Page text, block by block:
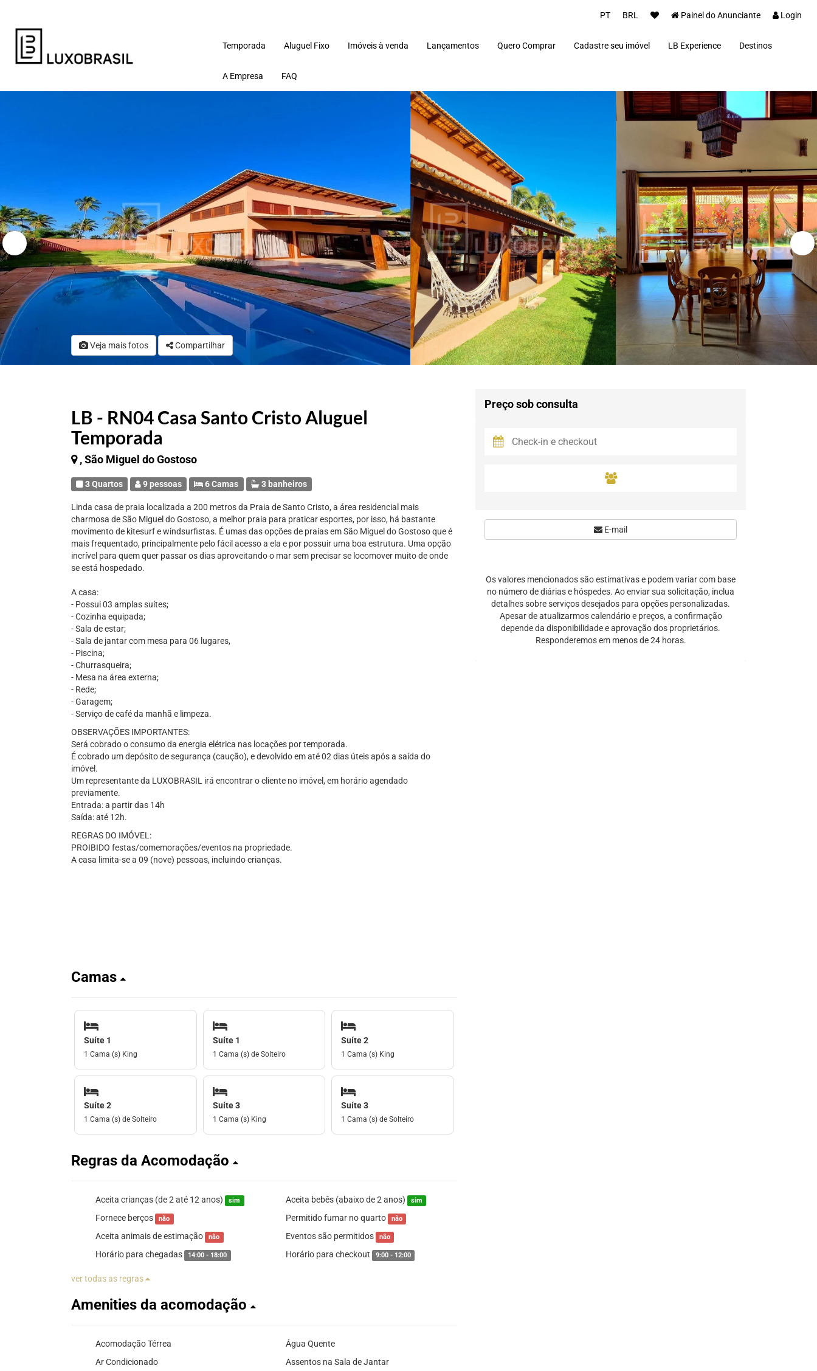
PT BRL Painel do Anunciante Login
Temporada Aluguel Fixo Imóveis à venda Lançamentos Quero Comprar Cadastre seu imóvel LB Experience
Carros Luxo Brasil
Destinos
Angra dos Reis
Aquiraz
Cabo Frio
Campos do Jordão
Capitólio
Fernando de
Florianópolis
Fortim
Guaramiranga
Icaraí de Amontada
Igrapuína
Ilhabela
Itatiaia
A Empresa FAQ
Veja mais fotos Compartilhar
LB - RN04 Casa Santo Cristo Aluguel
Temporada
, São Miguel do Gostoso
3 Quartos 9 pessoas 6 Camas 3 banheiros
Linda casa de praia localizada a 200 metros da Praia de Santo Cristo, a área residencial mais
charmosa de São Miguel do Gostoso, a melhor praia para praticar esportes, por isso, há bastante
movimento de kitesurf e windsurfistas. É umas das opções de praias em São Miguel do Gostoso que é
mais frequentado, principalmente pelo fácil acesso a ela e por possuir uma boa estrutura. Uma opção
incrível para quem quer passar os dias aproveitando o mar sem precisar se locomover muito de onde
se está hospedado.
A casa:
- Possui 03 amplas suítes;
- Cozinha equipada;
- Sala de estar;
- Sala de jantar com mesa para 06 lugares,
- Piscina;
- Churrasqueira;
- Mesa na área externa;
- Rede;
- Garagem;
- Serviço de café da manhã e limpeza.
OBSERVAÇÕES IMPORTANTES:
Será cobrado o consumo da energia elétrica nas locações por temporada.
É cobrado um depósito de segurança (caução), e devolvido em até 02 dias úteis após a saída do
imóvel.
Um representante da LUXOBRASIL irá encontrar o cliente no imóvel, em horário agendado
previamente.
Entrada: a partir das 14h
Saída: até 12h.
REGRAS DO IMÓVEL:
PROIBIDO festas/comemorações/eventos na propriedade.
A casa limita-se a 09 (nove) pessoas, incluindo crianças.
Camas
Suíte 1
1 Cama (s) King
Suíte 1
1 Cama (s) de Solteiro
Suíte 2
1 Cama (s) King
Suíte 2
1 Cama (s) de Solteiro
Suíte 3
1 Cama (s) King
Suíte 3
1 Cama (s) de Solteiro
Regras da Acomodação
Aceita crianças (de 2 até 12 anos) sim Aceita bebês (abaixo de 2 anos) sim
Fornece berços não Permitido fumar no quarto não
Aceita animais de estimação não Eventos são permitidos não
Horário para chegadas 14:00 - 18:00 Horário para checkout 9:00 - 12:00
ver todas as regras
Amenities da acomodação
Acomodação Térrea
Água Quente
Ar Condicionado
Assentos na Sala de Jantar
Preço sob consulta
E-mail
Os valores mencionados são estimativas e podem variar com base
no número de diárias e hóspedes. Ao enviar sua solicitação, inclua
detalhes sobre serviços desejados para opções personalizadas.
Apesar de atualizarmos calendário e preços, a confirmação
depende da disponibilidade e aprovação dos proprietários.
Responderemos em menos de 24 horas.